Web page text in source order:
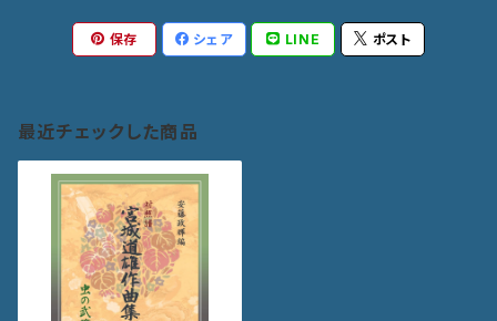
保存 シェア LINE ポスト
最近チェックした商品